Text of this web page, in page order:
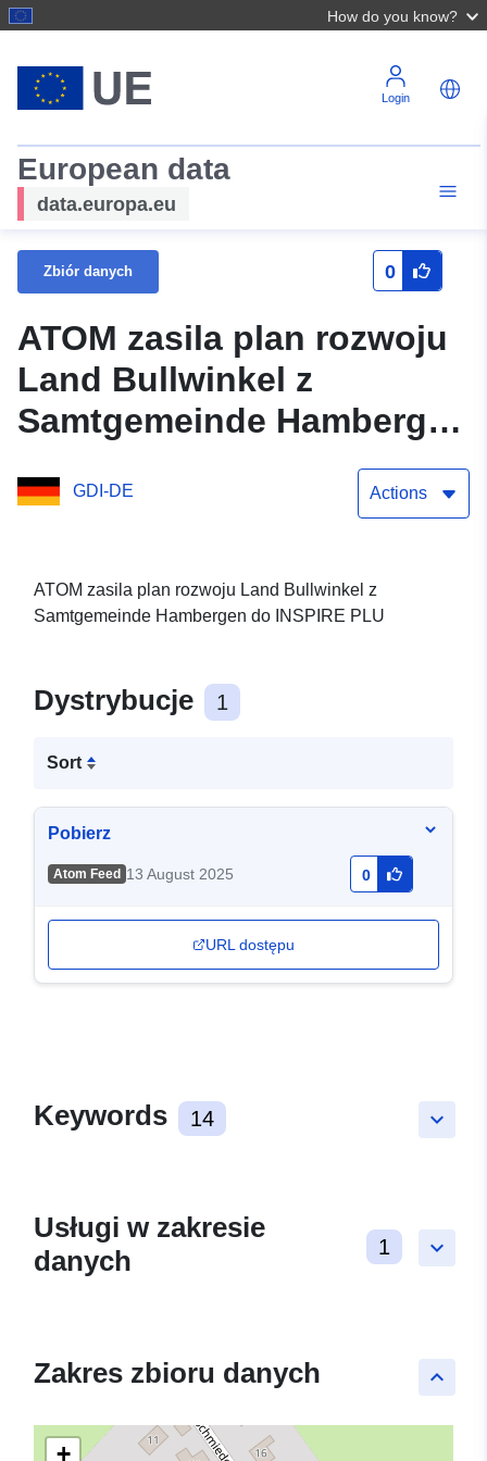
How do you know?
Login
European data
data.europa.eu
Zbiór danych 0
ATOM zasila plan rozwoju
Land Bullwinkel z
Samtgemeinde Hambergen
GDI-DE Actions
ATOM zasila plan rozwoju Land Bullwinkel z
Samtgemeinde Hambergen do INSPIRE PLU
Dystrybucje 1
Sort
Pobierz
Atom Feed 13 August 2025 0
URL dostępu
keyboard_arrow_down
Keywords 14
keyboard_arrow_down
Usługi w zakresie
danych
1
keyboard_arrow_up
Zakres zbioru danych
+